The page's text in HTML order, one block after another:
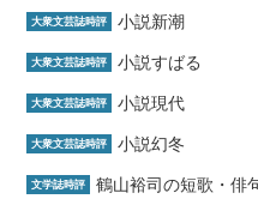
大衆文芸誌時評 小説新潮
大衆文芸誌時評 小説すばる
大衆文芸誌時評 小説現代
大衆文芸誌時評 小説幻冬
文学誌時評 鶴山裕司の短歌・俳